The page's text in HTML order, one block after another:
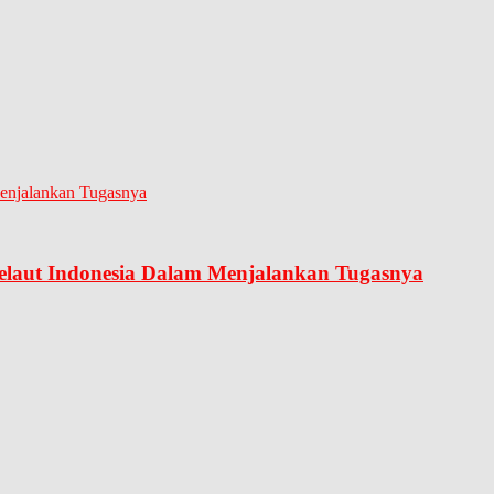
Indonesia Dalam Menjalankan Tugasnya